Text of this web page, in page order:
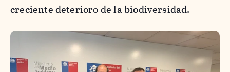
creciente deterioro de la biodiversidad.